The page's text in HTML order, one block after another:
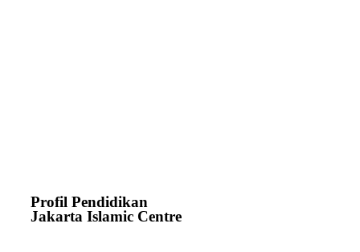
Profil Pendidikan
Jakarta Islamic Centre